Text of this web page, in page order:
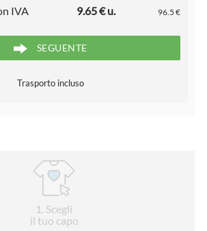
IVA 9.65 € u. 96.5 €
SEGUENTE
Trasporto incluso
1 . Scegli
il tuo capo